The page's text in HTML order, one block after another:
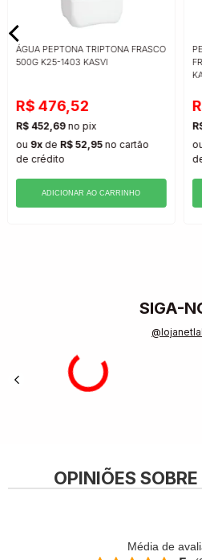
ÁGUA PEPTONA TRIPTONA FRASCO
500G K25-1403 KASVI
R$ 476,52
R$ 452,69no pix
ou 9xde R$ 52,95no cartão
de crédito
ADICIONAR AO CARRINHO
SIGA-
OPINIÕES
Média de